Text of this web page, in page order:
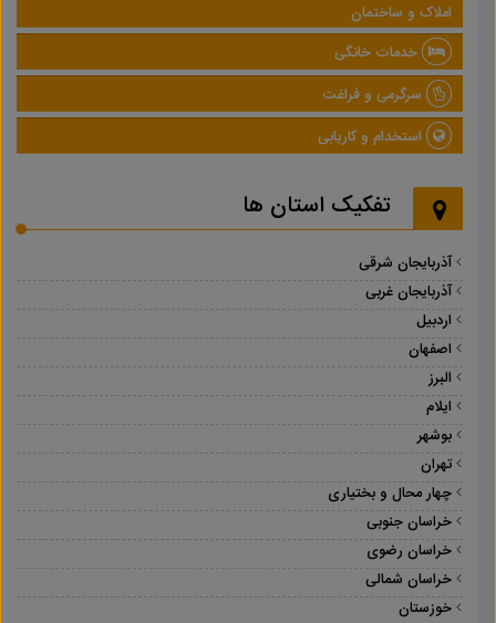
املاک و ساختمان
خدمات خانگی
سرگرمی و فراغت
استخدام و کاریابی
تفکیک استان ها
آذربایجان شرقی
آذربایجان غربی
اردبیل
اصفهان
البرز
ایلام
بوشهر
تهران
چهار محال و بختیاری
خراسان جنوبی
خراسان رضوی
خراسان شمالی
خوزستان